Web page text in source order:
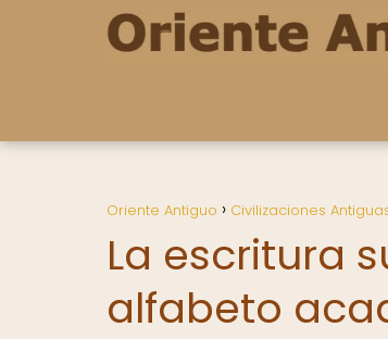
Oriente Antiguo Civilizaciones
La escritura
alfabeto